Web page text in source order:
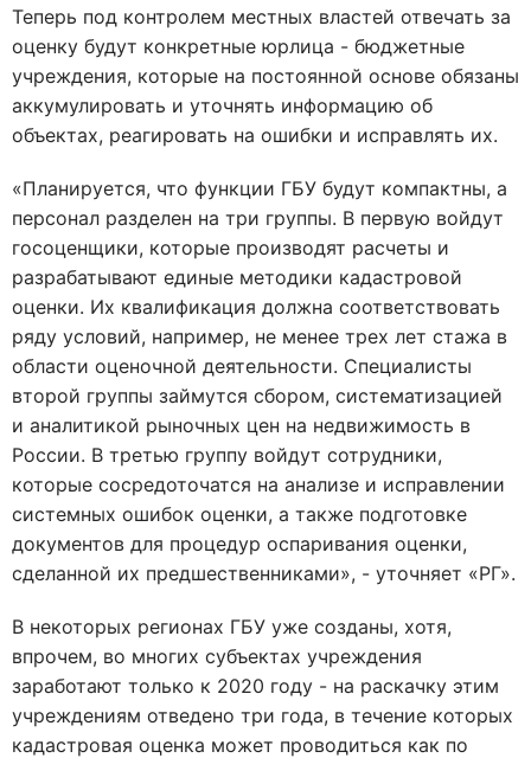
Теперь под контролем местных властей отвечать за
оценку будут конкретные юрлица - бюджетные
учреждения, которые на постоянной основе обязаны
аккумулировать и уточнять информацию об
объектах, реагировать на ошибки и исправлять их.
«Планируется, что функции ГБУ будут компактны, а
персонал разделен на три группы. В первую войдут
госоценщики, которые производят расчеты и
разрабатывают единые методики кадастровой
оценки. Их квалификация должна соответствовать
ряду условий, например, не менее трех лет стажа в
области оценочной деятельности. Специалисты
второй группы займутся сбором, систематизацией
и аналитикой рыночных цен на недвижимость в
России. В третью группу войдут сотрудники,
которые сосредоточатся на анализе и исправлении
системных ошибок оценки, а также подготовке
документов для процедур оспаривания оценки,
сделанной их предшественниками», - уточняет «РГ».
В некоторых регионах ГБУ уже созданы, хотя,
впрочем, во многих субъектах учреждения
заработают только к 2020 году - на раскачку этим
учреждениям отведено три года, в течение которых
кадастровая оценка может проводиться как по